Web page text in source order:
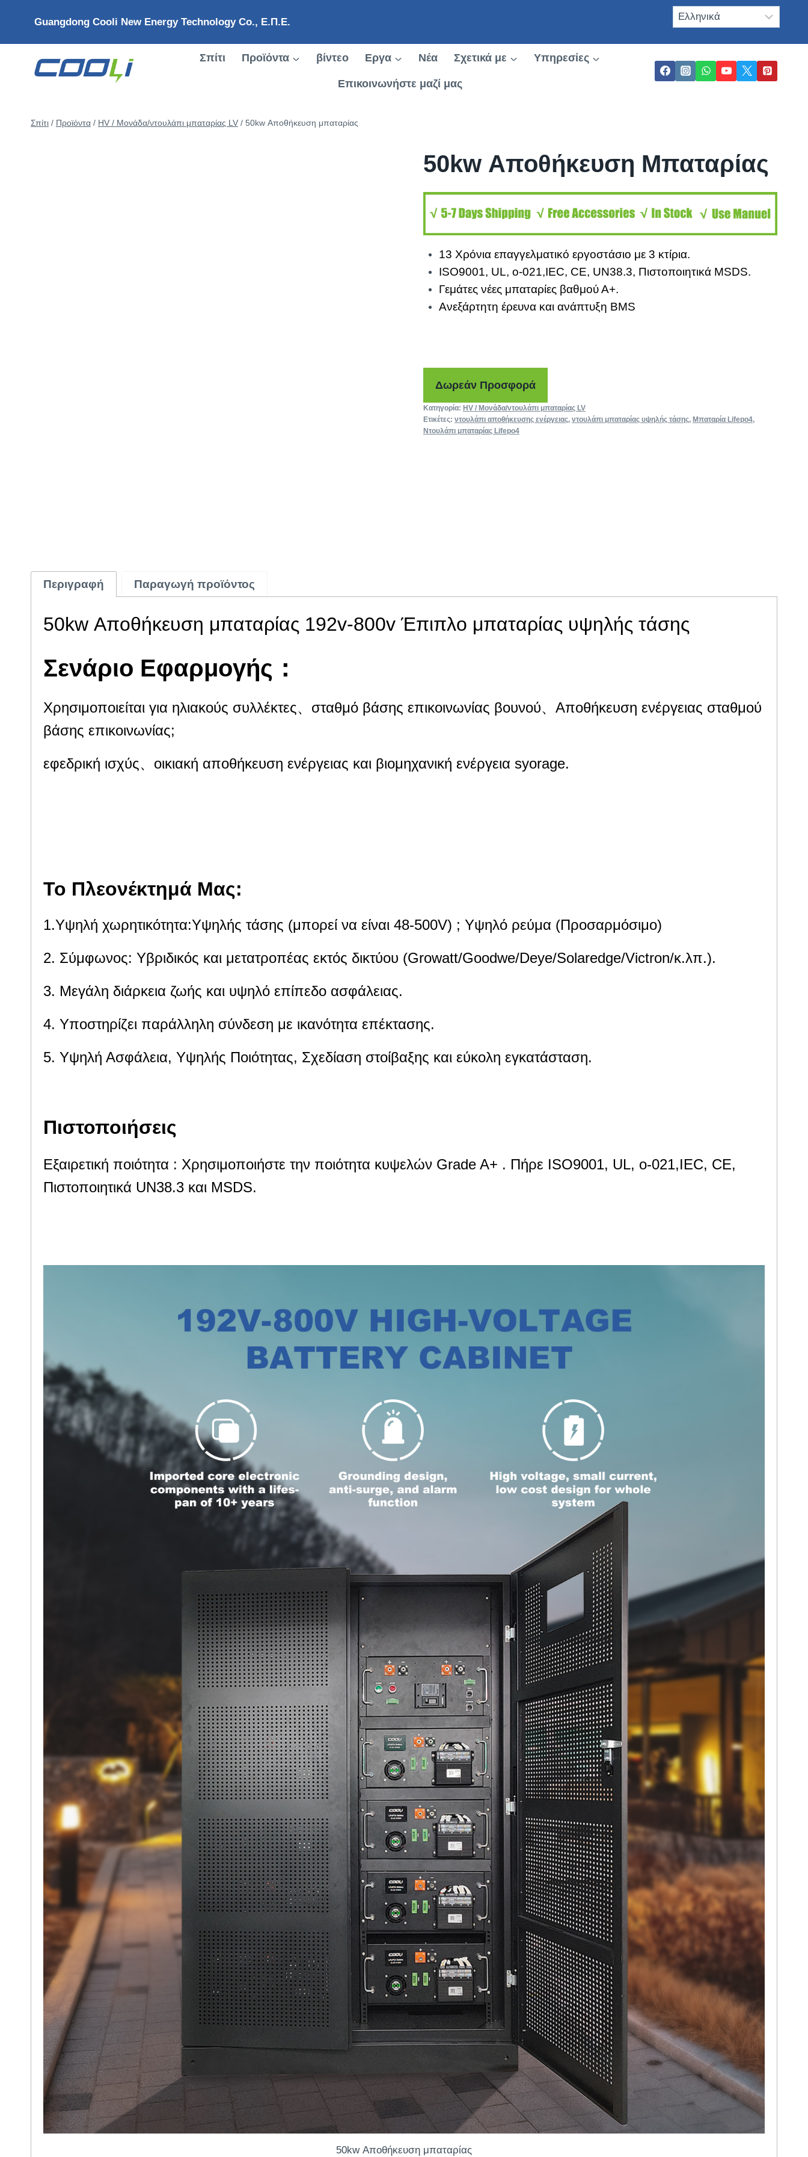
Guangdong Cooli New Energy Technology Co., Ε.Π.Ε.
Σπίτι Προϊόντα βίντεο Εργα Νέα Σχετικά με Υπηρεσίες
Επικοινωνήστε μαζί μας
Σπίτι / Προϊόντα / HV / Μονάδα/ντουλάπι μπαταρίας LV / 50kw Αποθήκευση μπαταρίας
50kw Αποθήκευση Μπαταρίας
13 Χρόνια επαγγελματικό εργοστάσιο με 3 κτίρια.
ISO9001, UL, ο-021,IEC, CE, UN38.3, Πιστοποιητικά MSDS.
Γεμάτες νέες μπαταρίες βαθμού Α+.
Ανεξάρτητη έρευνα και ανάπτυξη BMS
Δωρεάν Προσφορά
Κατηγορία: HV / Μονάδα/ντουλάπι μπαταρίας LV
Ετικέτες: ντουλάπι αποθήκευσης ενέργειας, ντουλάπι μπαταρίας υψηλής τάσης, Μπαταρία Lifepo4,
Ντουλάπι μπαταρίας Lifepo4
Περιγραφή Παραγωγή προϊόντος
50kw Αποθήκευση μπαταρίας 192v-800v Έπιπλο μπαταρίας υψηλής τάσης
Σενάριο Εφαρμογής：
Χρησιμοποιείται για ηλιακούς συλλέκτες、σταθμό βάσης επικοινωνίας βουνού、Αποθήκευση ενέργειας σταθμού
βάσης επικοινωνίας;
εφεδρική ισχύς、 οικιακή αποθήκευση ενέργειας και βιομηχανική ενέργεια syorage.
Το Πλεονέκτημά Μας:
1.Υψηλή χωρητικότητα:Υψηλής τάσης (μπορεί να είναι 48-500V) ; Υψηλό ρεύμα (Προσαρμόσιμο)
2. Σύμφωνος: Υβριδικός και μετατροπέας εκτός δικτύου (Growatt/Goodwe/Deye/Solaredge/Victron/κ.λπ.).
3. Μεγάλη διάρκεια ζωής και υψηλό επίπεδο ασφάλειας.
4. Υποστηρίζει παράλληλη σύνδεση με ικανότητα επέκτασης.
5. Υψηλή Ασφάλεια, Υψηλής Ποιότητας, Σχεδίαση στοίβαξης και εύκολη εγκατάσταση.
Πιστοποιήσεις
Εξαιρετική ποιότητα : Χρησιμοποιήστε την ποιότητα κυψελών Grade A+ . Πήρε ISO9001, UL, ο-021,IEC, CE,
Πιστοποιητικά UN38.3 και MSDS.
50kw Αποθήκευση μπαταρίας